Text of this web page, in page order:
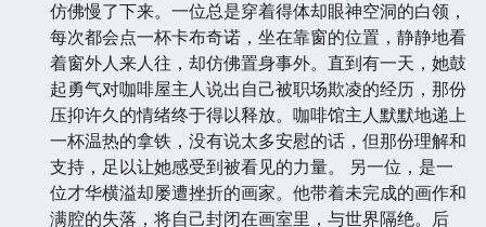
仿佛慢了下来。一位总是穿着得体却眼神空洞的白领，
每次都会点一杯卡布奇诺，坐在靠窗的位置，静静地看
着窗外人来人往，却仿佛置身事外。直到有一天，她鼓
起勇气对咖啡屋主人说出自己被职场欺凌的经历，那份
压抑许久的情绪终于得以释放。咖啡馆主人默默地递上
一杯温热的拿铁，没有说太多安慰的话，但那份理解和
支持，足以让她感受到被看见的力量。 另一位，是一
位才华横溢却屡遭挫折的画家。他带着未完成的画作和
满腔的失落，将自己封闭在画室里，与世界隔绝。后